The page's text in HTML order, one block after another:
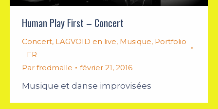
Human Play First – Concert
Concert, LAGVOID en live, Musique, Portfolio
- FR
Par fredmalle février 21, 2016
Musique et danse improvisées